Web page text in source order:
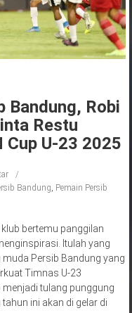
Bandung, Robi
Restu
Cup U-23 2025
Bandung Pemain Persib
bertemu panggilan
Itulah yang
muda Persib Bandung yang
Timnas U-23
menjadi tulang punggung
ini akan di gelar di